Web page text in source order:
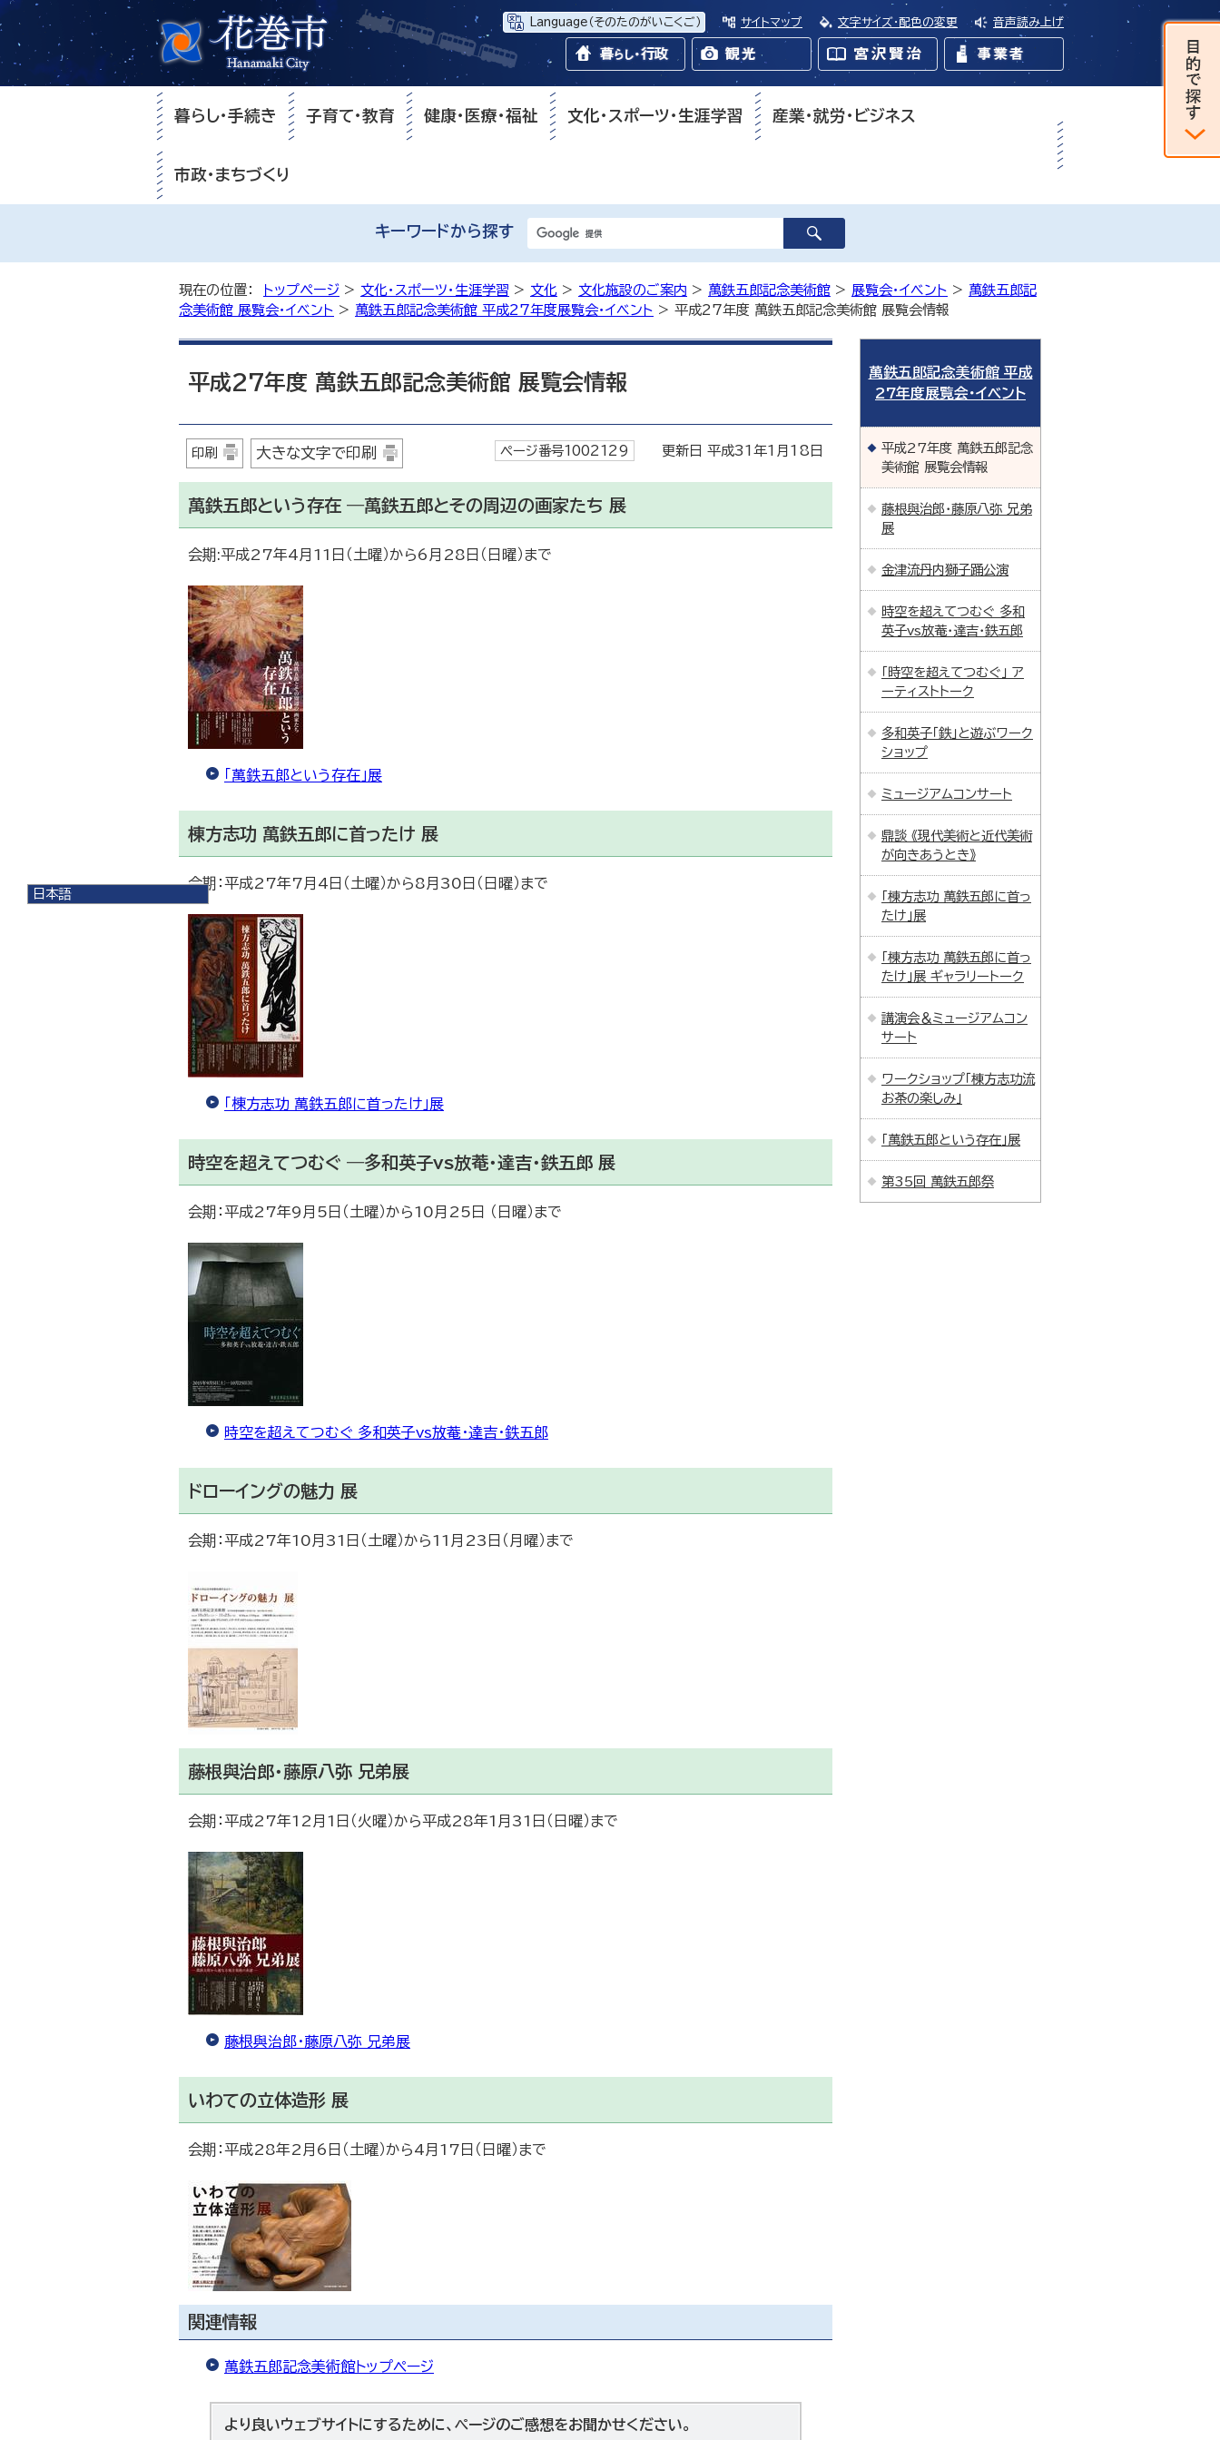
Language （そのたのがいこくご） サイトマップ 文字サイズ・配色の変更 音声読み上げ
日本語
暮らし・手続き 子育て・教育 健康・医療・福祉 文化・スポーツ・生涯学習 産業・就労・ビジネス
市政・まちづくり
キーワードから探す
現在の位置： トップページ > 文化・スポーツ・生涯学習 > 文化 > 文化施設のご案内 > 萬鉄五郎記念美術館 > 展覧会・イベント > 萬鉄五郎記
念美術館 展覧会・イベント > 萬鉄五郎記念美術館 平成27年度展覧会・イベント > 平成27年度 萬鉄五郎記念美術館 展覧会情報
平成27年度 萬鉄五郎記念美術館 展覧会情報
印刷 大きな文字で印刷 ページ番号1002129 更新日 平成31年1月18日
萬鉄五郎という存在 ―萬鉄五郎とその周辺の画家たち 展
会期:平成27年4月11日（土曜）から6月28日（日曜）まで
「萬鉄五郎という存在」展
棟方志功 萬鉄五郎に首ったけ 展
会期：平成27年7月4日（土曜）から8月30日（日曜）まで
「棟方志功 萬鉄五郎に首ったけ」展
時空を超えてつむぐ ―多和英子vs放菴・達吉・鉄五郎 展
会期：平成27年9月5日（土曜）から10月25日 （日曜）まで
時空を超えてつむぐ 多和英子vs放菴・達吉・鉄五郎
ドローイングの魅力 展
会期：平成27年10月31日（土曜）から11月23日（月曜）まで
藤根與治郎・藤原八弥 兄弟展
会期：平成27年12月1日（火曜）から平成28年1月31日（日曜）まで
藤根與治郎・藤原八弥 兄弟展
いわての立体造形 展
会期：平成28年2月6日（土曜）から4月17日（日曜）まで
関連情報
萬鉄五郎記念美術館トップページ
より良いウェブサイトにするために、ページのご感想をお聞かせください。
萬鉄五郎記念美術館 平成
27年度展覧会・イベント
平成27年度 萬鉄五郎記念
美術館 展覧会情報
藤根與治郎・藤原八弥 兄弟
展
金津流丹内獅子踊公演
時空を超えてつむぐ 多和
英子vs放菴・達吉・鉄五郎
「時空を超えてつむぐ」 ア
ーティストトーク
多和英子「鉄」と遊ぶワーク
ショップ
ミュージアムコンサート
鼎談 《現代美術と近代美術
が向きあうとき》
「棟方志功 萬鉄五郎に首っ
たけ」展
「棟方志功 萬鉄五郎に首っ
たけ」展 ギャラリートーク
講演会＆ミュージアムコン
サート
ワークショップ「棟方志功流
お茶の楽しみ」
「萬鉄五郎という存在」展
第35回 萬鉄五郎祭